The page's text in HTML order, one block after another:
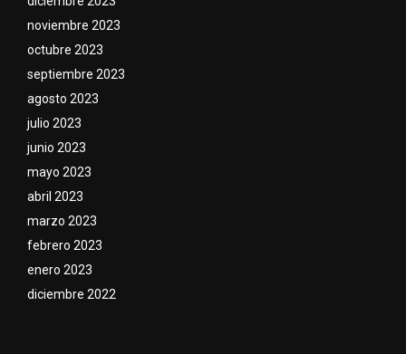
noviembre 2023
octubre 2023
septiembre 2023
agosto 2023
julio 2023
junio 2023
mayo 2023
abril 2023
marzo 2023
febrero 2023
enero 2023
diciembre 2022